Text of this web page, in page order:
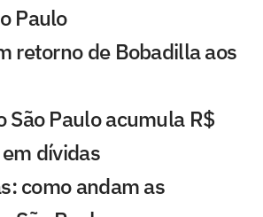
Paulo
retorno de Bobadilla aos
São Paulo acumula R$
dívidas
como andam as